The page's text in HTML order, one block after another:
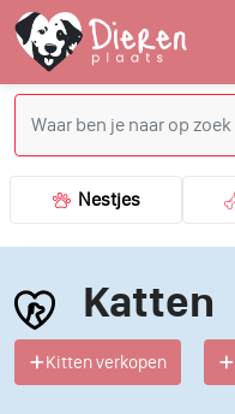
Nestjes
Katten
Kitten verkopen